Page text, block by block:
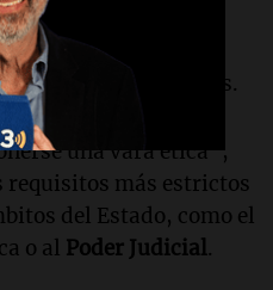
política,
estructural
éticos más exigentes.
una vara ética”,
más estrictos
del Estado, como el
o al Poder Judicial.